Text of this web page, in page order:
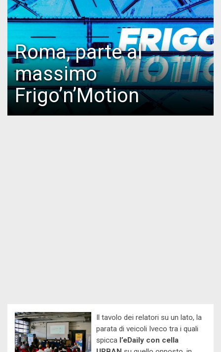
Roma, parte al
massimo
Frigo’n’Motion
Il tavolo dei relatori su un lato, la
parata di veicoli Iveco tra i quali
spicca l’eDaily con cella